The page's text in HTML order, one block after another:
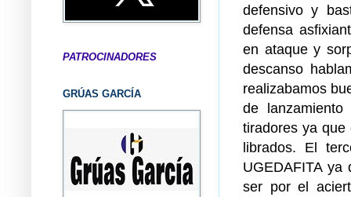
defensivo y
defensa
en ataque y
descanso
realizabamos
de
tiradores ya
librados. El
UGEDAFITA
ser por el
PATROCINADORES
GRÚAS GARCÍA